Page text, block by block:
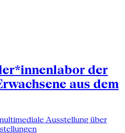
der
aus dem
Ausstellung über